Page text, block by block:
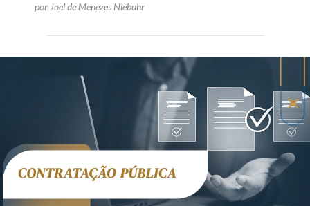
por Joel de Menezes Niebuhr